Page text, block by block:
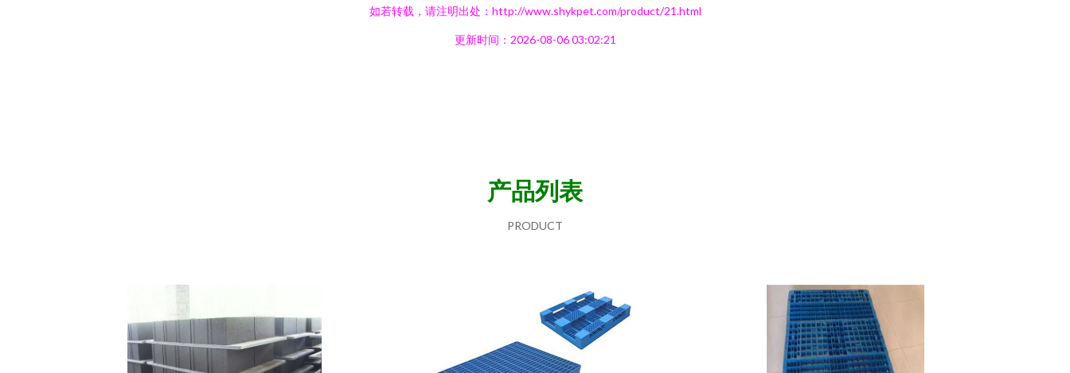
如若转载，请注明出处：http://www.shykpet.com/product/21.html
更新时间：2026-08-06 03:02:21
产品列表
PRODUCT